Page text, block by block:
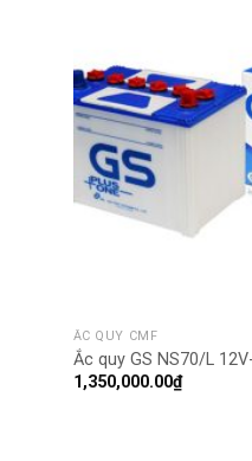
ẮC QUY CMF
Ắc quy GS NS70/L
1,350,000.00₫